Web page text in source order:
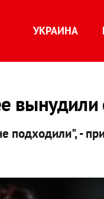
УКРАИНА
вынудили
-